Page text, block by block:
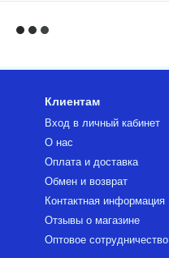
Клиентам
Вход в личный кабинет
О нас
Оплата и доставка
Обмен и возврат
Контактная информация
Отзывы о магазине
Оптовое сотрудничество